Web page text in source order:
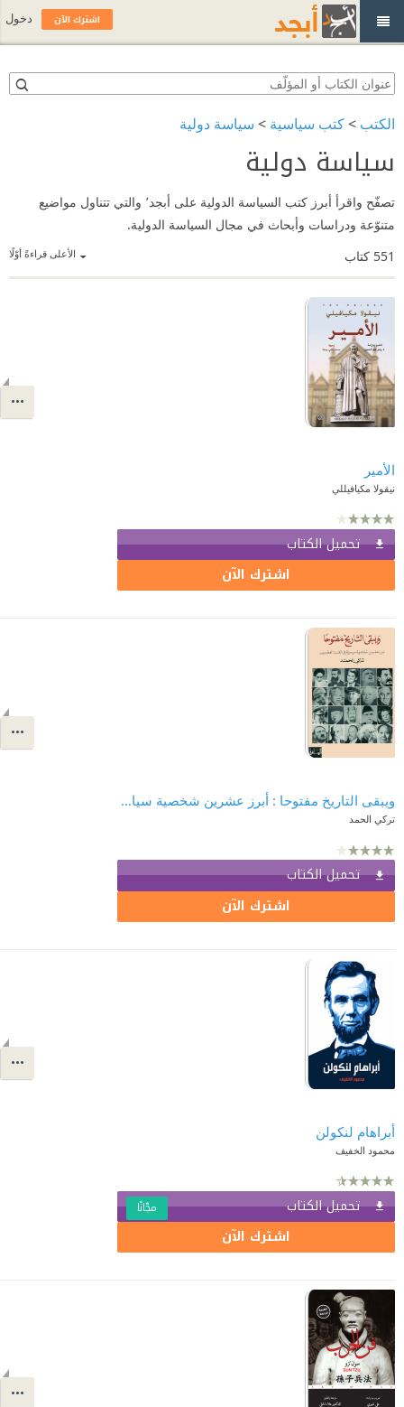
الكتب >كتب سياسية > سياسة دولية
سياسة دولية
تصفّح واقرأ أبرز كتب السياسة الدولية على أبجد٬ والتي تتناول مواضيع
متنوّعة ودراسات وأبحاث في مجال السياسة الدولية.
الأعلى قراءةً أوّلًا 551 كتاب
الأمير
نيقولا مكيافيللي
تحميل الكتاب
اشترك الآن
ويبقى التاريخ مفتوحا : أبرز عشرين شخصية سياسية في القرن العشرين
تركي الحمد
تحميل الكتاب
اشترك الآن
أبراهام لنكولن
محمود الخفيف
تحميل الكتاب مجّانًا
اشترك الآن
اشترك الآن دخول